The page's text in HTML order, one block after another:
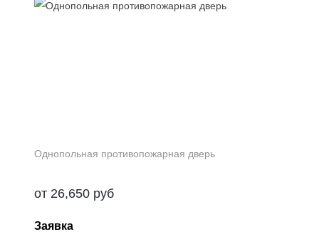
Однопольная противопожарная дверь
от 26,650 руб
Заявка